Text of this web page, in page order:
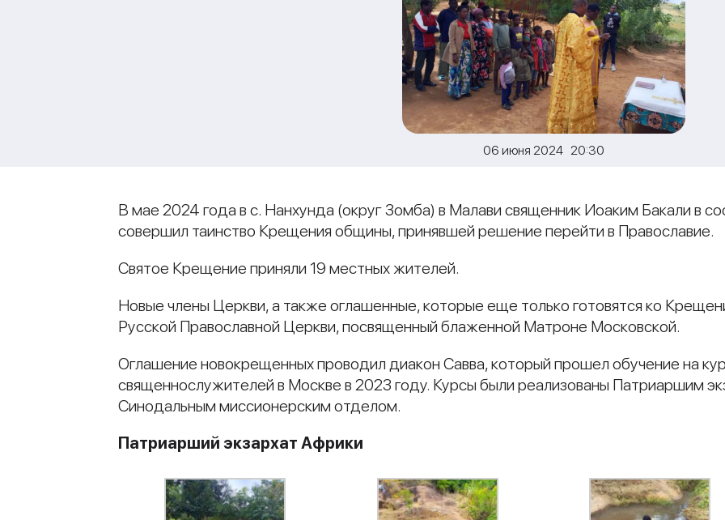
06 июня 2024 20:30
В мае 2024 года в с. Нанхунда (округ Зомба) в Малави священник Иоаким Бакали в
совершил таинство Крещения общины, принявшей решение перейти в Православие.
Святое Крещение приняли 19 местных жителей.
Новые члены Церкви, а также оглашенные, которые еще только готовятся ко
Русской Православной Церкви, посвященный блаженной Матроне Московской.
Оглашение новокрещенных проводил диакон Савва, который прошел обучение на
священнослужителей в Москве в 2023 году. Курсы были реализованы Патриаршим
Синодальным миссионерским отделом.
Патриарший экзархат Африки